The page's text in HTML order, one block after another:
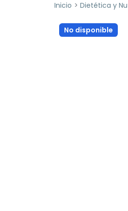
Inicio Dietética y
No disponible